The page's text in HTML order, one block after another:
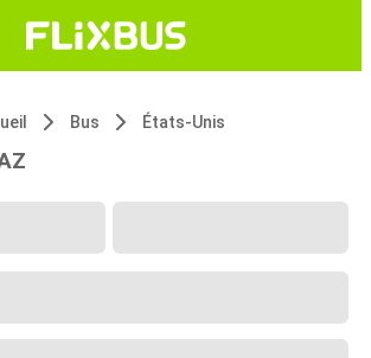
Bus États-Unis